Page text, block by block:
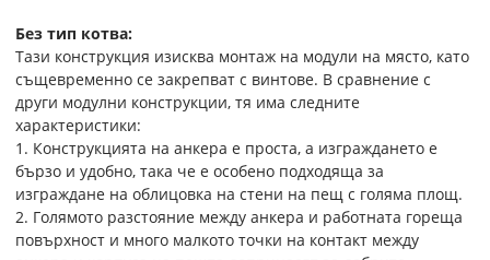
Без тип котва:
Тази конструкция изисква монтаж на модули на място, като
същевременно се закрепват с винтове. В сравнение с
други модулни конструкции, тя има следните
характеристики:
1. Конструкцията на анкера е проста, а изграждането е
бързо и удобно, така че е особено подходяща за
изграждане на облицовка на стени на пещ с голяма площ.
2. Голямото разстояние между анкера и работната гореща
повърхност и много малкото точки на контакт между